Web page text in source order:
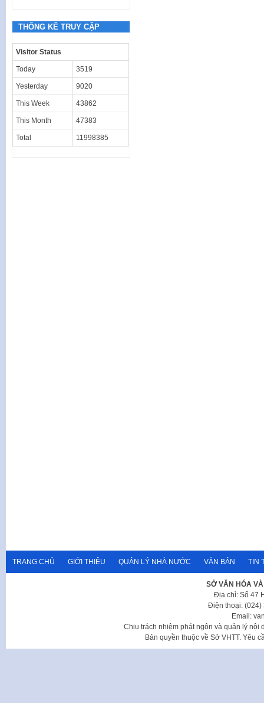
THỐNG KÊ TRUY CẬP
Visitor Status
Today 3519
Yesterday 9020
This Week 43862
This Month 47383
Total 11998385
TRANG CHỦ GIỚI THIỆU QUẢN LÝ NHÀ NƯỚC VĂN BẢN TIN
SỞ VĂN HÓA
Địa chỉ: Số 47
Điện thoại: (024)
Email:
Chịu trách nhiệm phát ngôn và quản lý nội
Bản quyền thuộc về Sở VHTT. Yêu